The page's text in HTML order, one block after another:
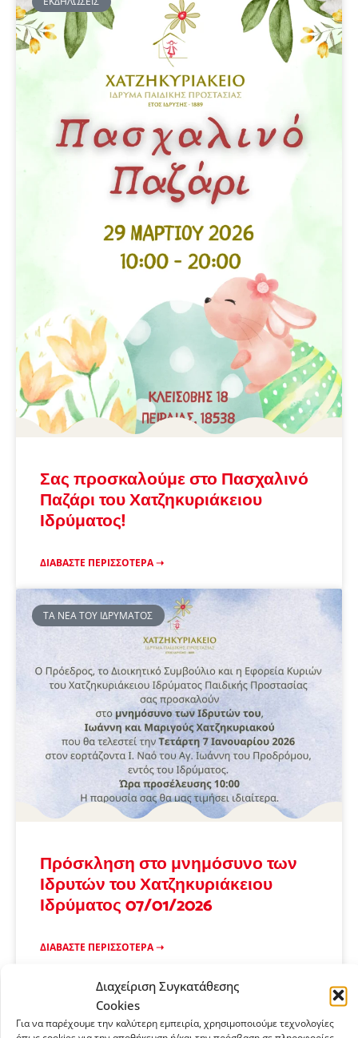
Διαχείριση Συγκατάθεσης
Cookies
Για να παρέχουμε την καλύτερη εμπειρία, χρησιμοποιούμε τεχνολογίες
Σας προσκαλούμε στο Πασχαλινό
Παζάρι του Χατζηκυριάκειου
Ιδρύματος!
ΔΙΑΒΆΣΤΕ ΠΕΡΙΣΣΌΤΕΡΑ ➝
ΤΑ ΝΈΑ ΤΟΥ ΙΔΡΎΜΑΤΟΣ
Πρόσκληση στο μνημόσυνο των
Ιδρυτών του Χατζηκυριάκειου
Ιδρύματος 07/01/2026
ΔΙΑΒΆΣΤΕ ΠΕΡΙΣΣΌΤΕΡΑ ➝
ΤΑ ΝΈΑ ΤΟΥ ΙΔΡΎΜΑΤΟΣ